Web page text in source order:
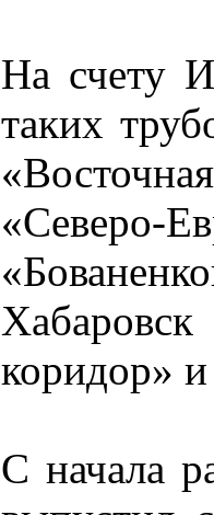
На счету
таких
коридор»
С начала